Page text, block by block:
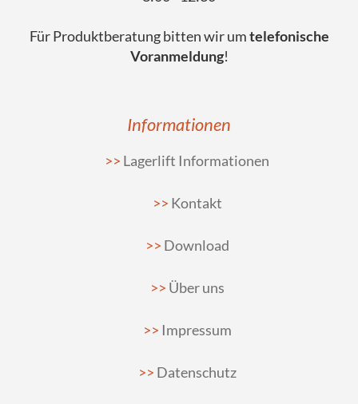
Für Produktberatung bitten wir umtelefonische
Voranmeldung!
Informationen
Lagerlift Informationen
Kontakt
Download
Über uns
Impressum
Datenschutz